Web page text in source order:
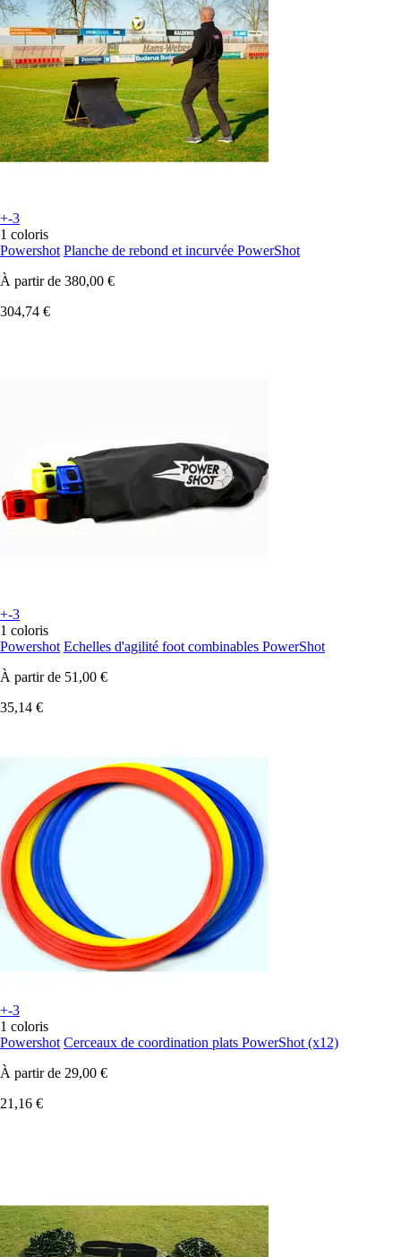
+-3
1 coloris
Powershot Planche de rebond et incurvée PowerShot
À partir de 380,00 €
304,74 €
+-3
1 coloris
Powershot Echelles d'agilité foot combinables PowerShot
À partir de 51,00 €
35,14 €
+-3
1 coloris
Powershot Cerceaux de coordination plats PowerShot (x12)
À partir de 29,00 €
21,16 €